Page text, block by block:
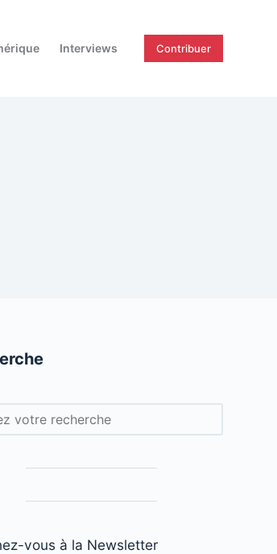
Interviews Contribuer
vous à la Newsletter